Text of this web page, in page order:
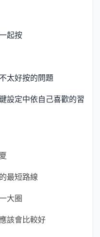
起按
太好按的問題
設定中依自己喜歡的習
最短路線
大圈
該會比較好